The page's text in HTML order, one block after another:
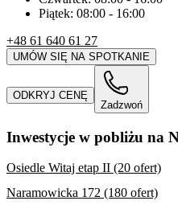
Piątek: 08:00 - 16:00
+48 61 640 61 27
UMÓW SIĘ NA SPOTKANIE
ODKRYJ CENĘ
Zadzwoń
Inwestycje w pobliżu na
Osiedle Witaj etap II (20 ofert)
Naramowicka 172 (180 ofert)